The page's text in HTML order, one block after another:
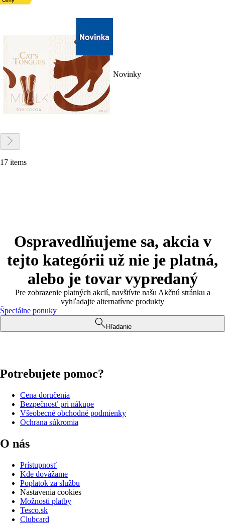
Novinky
17 items
Ospravedlňujeme sa, akcia v
tejto kategórii už nie je platná,
alebo je tovar vypredaný
Pre zobrazenie platných akcií, navštívte našu Akčnú stránku a
vyhľadajte alternatívne produkty
Špeciálne ponuky
Hľadanie
Potrebujete pomoc?
Cena doručenia
Bezpečnosť pri nákupe
Všeobecné obchodné podmienky
Ochrana súkromia
O nás
Prístupnosť
Kde dovážame
Poplatok za službu
Nastavenia cookies
Možnosti platby
Tesco.sk
Clubcard